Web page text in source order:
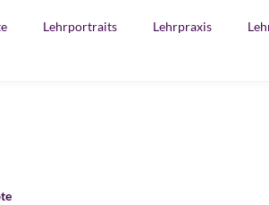
Lehrportraits Lehrpraxis